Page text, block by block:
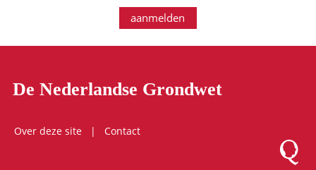
aanmelden
De Nederlandse Grondwet
Over deze site
Contact
Logo